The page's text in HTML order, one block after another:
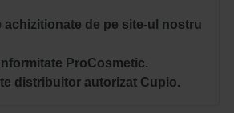
achizitionate de pe site-ul nostru
ProCosmetic.
distribuitor autorizat Cupio.